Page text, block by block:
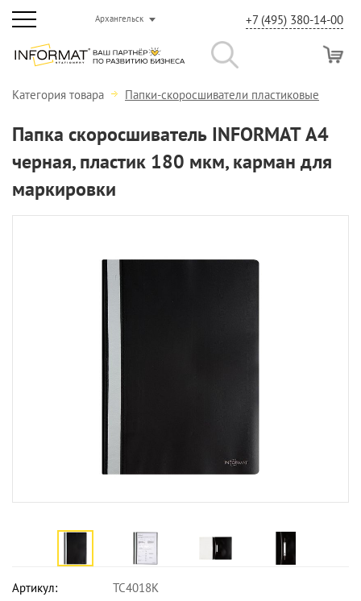
Архангельск +7 (495) 380-14-00
Категория товара Папки-скоросшиватели пластиковые
Папка скоросшиватель INFORMAT А4
черная, пластик 180 мкм, карман для
маркировки
Артикул:
TC4018K